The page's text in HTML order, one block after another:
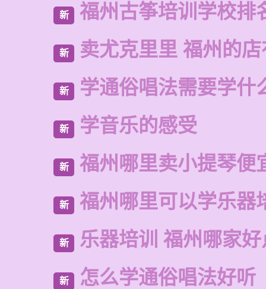
新 福州古筝培训学校排
新 卖尤克里里 福州的
新 学通俗唱法需要学什
新 学音乐的感受
新 福州哪里卖小提琴便
新 福州哪里可以学乐器
新 乐器培训 福州哪家
新 怎么学通俗唱法好听